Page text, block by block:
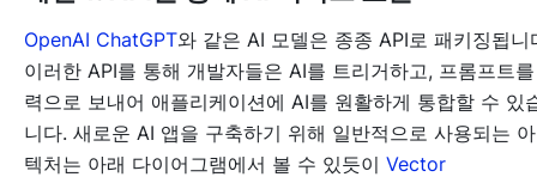
OpenAI ChatGPT와 같은 AI 모델은 종종 API로 패키징됩니
이러한 API를 통해 개발자들은 AI를 트리거하고, 프롬프트
력으로 보내어 애플리케이션에 AI를 원활하게 통합할 수 있
니다. 새로운 AI 앱을 구축하기 위해 일반적으로 사용되는
텍처는 아래 다이어그램에서 볼 수 있듯이 Vector